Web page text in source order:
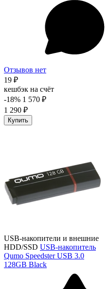
Отзывов нет
19 ₽
кешбэк на счёт
-18% 1 570 ₽
1 290 ₽
Купить
USB-накопители и внешние
HDD/SSD USB-накопитель
Qumo Speedster USB 3.0
128GB Black